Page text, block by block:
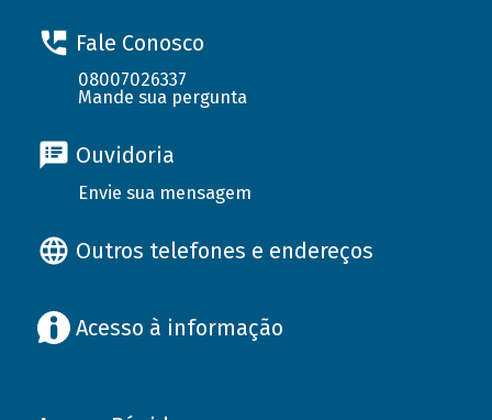
Fale Conosco
08007026337
Mande sua pergunta
Ouvidoria
Envie sua mensagem
Outros telefones e endereços
Acesso à informação